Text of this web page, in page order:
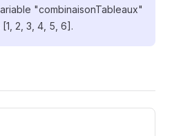
"combinaisonTableaux"
2, 3, 4, 5, 6].